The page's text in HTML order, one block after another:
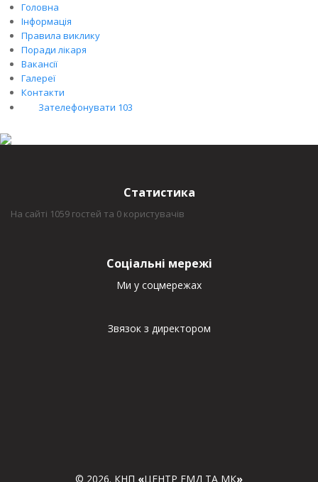
Головна
Інформація
Правила виклику
Поради лікаря
Вакансії
Галереї
Контакти
Зателефонувати 103
Статистика
На сайті 1059 гостей та 0 користувачів
Соціальні мережі
Ми у соцмережах
Звязок з директором
© 2026. КНП «ЦЕНТР ЕМД ТА МК»